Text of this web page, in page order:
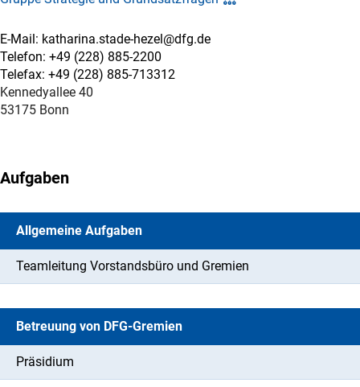
E-Mail: katharina.stade-hezel@dfg.de
Telefon: +49 (228) 885-2200
Telefax: +49 (228) 885-713312
Kennedyallee 40
53175 Bonn
Aufgaben
Allgemeine Aufgaben
Teamleitung Vorstandsbüro und Gremien
Betreuung von DFG-Gremien
Präsidium